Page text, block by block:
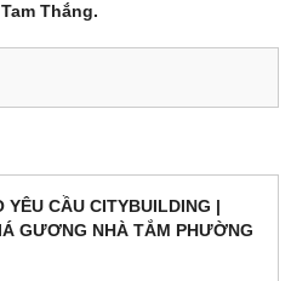
Thắng.
CẦU CITYBUILDING |
GƯƠNG NHÀ TẮM PHƯỜNG